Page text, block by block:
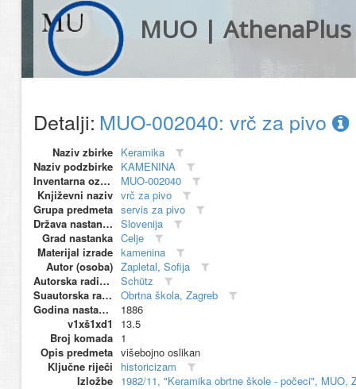
MUO | AthenaPlus
Detalji: MUO-002040: vrč za pivo
Naziv zbirke Keramika
Naziv podzbirke KAMENINA
Inventarna oznaka
MUO-002040
Književni naziv vrč za pivo
Grupa predmeta servis za pivo
Država nastanka Slovenija
Grad nastanka Celje
Materijal izrade kamenina
Autor (osoba) Zapletal, Sofija
Autorska radionica (proizvođač)
Schütz
Suautorska radionica (suproizvođač)
Obrtna škola, Zagreb
Godina nastanka
1886
v1xš1xd1
13.5
Broj komada 1
Opis predmeta višebojno oslikan
Ključne riječi
historicizam
Izložbe 1982/11, "Keramika obrtne škole - počeci", MUO,